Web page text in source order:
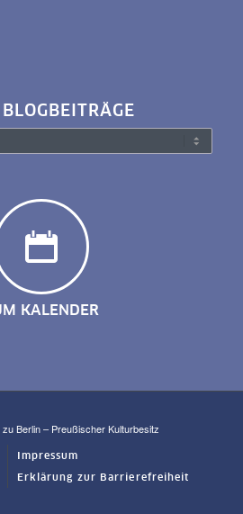
KALENDER
Berlin – Preußischer Kulturbesitz
Impressum
Erklärung zur Barrierefreiheit